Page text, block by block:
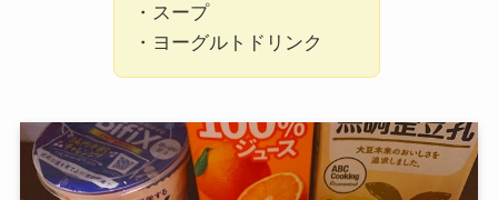
・スープ
・ヨーグルトドリンク